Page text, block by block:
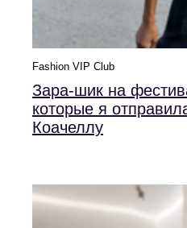
Fashion VIP Club
Зара-шик на
которые я
Коачеллу